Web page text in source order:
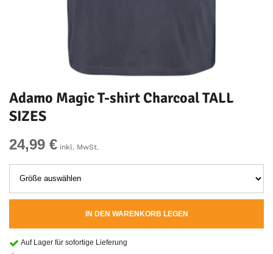
Adamo Magic T-shirt Charcoal TALL
SIZES
24,99 € inkl. MwSt.
IN DEN WARENKORB LEGEN
Auf Lager für sofortige Lieferung